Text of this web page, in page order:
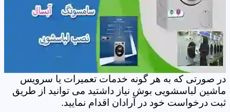
در صورتی که به هر گونه خدمات تعمیرات یا سرویس
ماشین لباسشویی بوش نیاز داشتید می توانید از طریق
ثبت درخواست خود در آرادان اقدام نمایید.